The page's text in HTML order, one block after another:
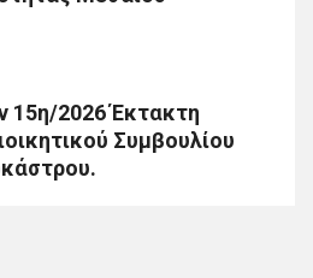
15η/2026 Έκτακτη
Συμβουλίου